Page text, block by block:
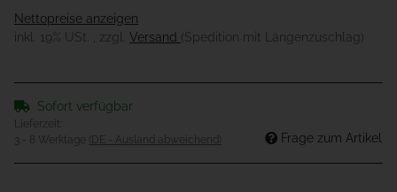
Nettopreise anzeigen
inkl. 19% USt. , zzgl. Versand (Spedition mit Längenzuschlag)
Sofort verfügbar
Lieferzeit:
3 - 8 Werktage
(DE - Ausland abweichend) Frage zum Artikel